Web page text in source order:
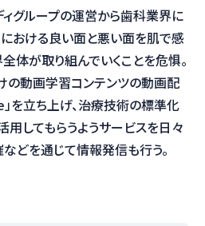
グループの運営から歯科業界に
おける良い面と悪い面を肌で感
体が取り組んでいくことを危惧。
の動画学習コンテンツの動画配
を立ち上げ、治療技術の標準化
用してもらうようサービスを日々
どを通じて情報発信も行う。